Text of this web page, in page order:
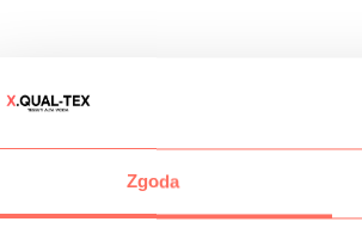
Zgoda